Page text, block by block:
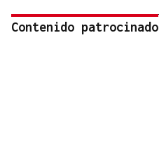
Contenido patrocinado